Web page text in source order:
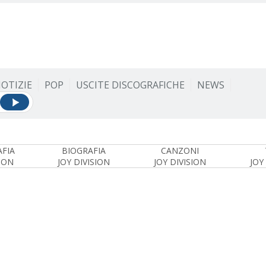
POP USCITE DISCOGRAFICHE NEWS
BIOGRAFIA
JOY DIVISION
CANZONI
JOY DIVISION